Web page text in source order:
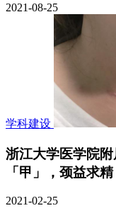
2021-08-25
学科建设
浙江大学医学院
「甲」，颈益求精
2021-02-25